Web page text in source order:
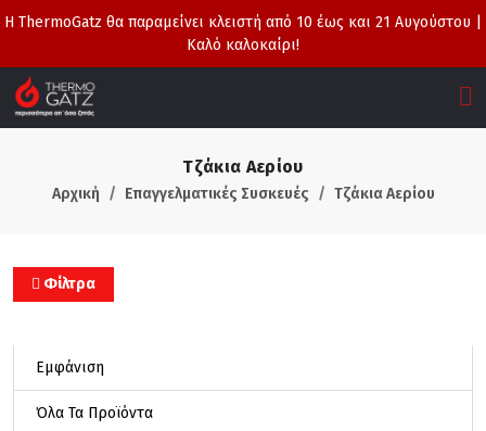
Η ThermoGatz θα παραμείνει κλειστή από 10 έως και 21 Αυγούστου |
Καλό καλοκαίρι!
Τζάκια Αερίου
Αρχική Επαγγελματικές Συσκευές Τζάκια Αερίου
Φίλτρα